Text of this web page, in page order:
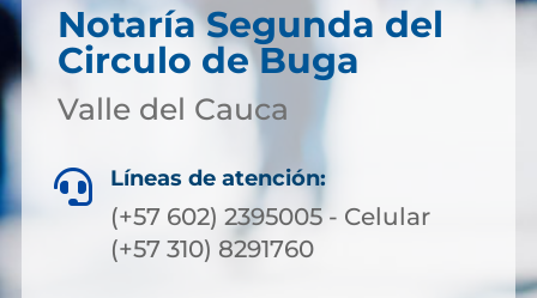
Notaría Segunda del
Circulo de Buga
Valle del Cauca
 Líneas de atención:
(+57 602) 2395005 - Celular
(+57 310) 8291760